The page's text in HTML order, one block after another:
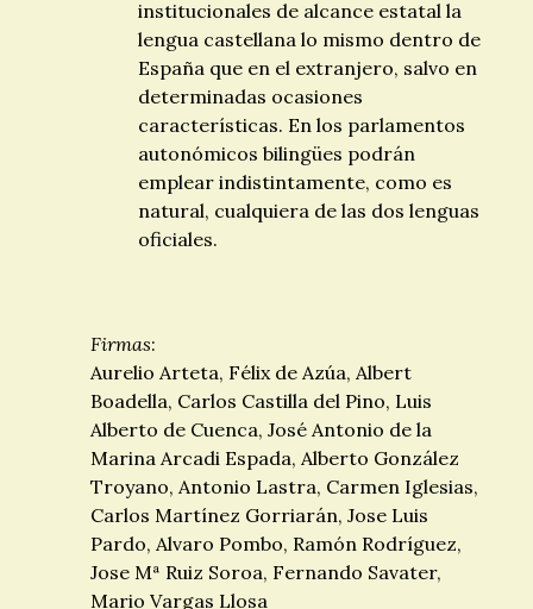
institucionales de alcance estatal la
lengua castellana lo mismo dentro de
España que en el extranjero, salvo en
determinadas ocasiones
características. En los parlamentos
autonómicos bilingües podrán
emplear indistintamente, como es
natural, cualquiera de las dos lenguas
oficiales.
Firmas:
Aurelio Arteta, Félix de Azúa, Albert
Boadella, Carlos Castilla del Pino, Luis
Alberto de Cuenca, José Antonio de la
Marina Arcadi Espada, Alberto González
Troyano, Antonio Lastra, Carmen Iglesias,
Carlos Martínez Gorriarán, Jose Luis
Pardo, Alvaro Pombo, Ramón Rodríguez,
Jose Mª Ruiz Soroa, Fernando Savater,
Mario Vargas Llosa